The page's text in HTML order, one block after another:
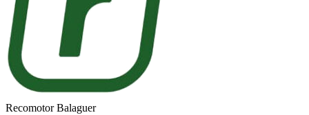
Recomotor Balaguer